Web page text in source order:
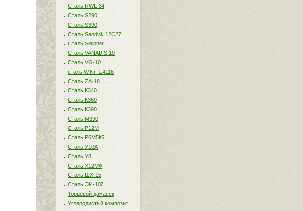
Сталь RWL-34
Сталь S290
Сталь S390
Сталь Sandvik 12C27
Сталь Sleipner
Сталь VANADIS 10
Сталь VG-10
сталь W.Nr. 1.4116
Сталь ZA-18
Сталь К340
Сталь К360
Сталь К390
Сталь М390
Сталь Р12М
Сталь Р6М5К5
Сталь У10А
Сталь У8
Сталь Х12МФ
Сталь ШХ-15
Сталь ЭИ-107
Торцевой дамасск
Углеродистый композит